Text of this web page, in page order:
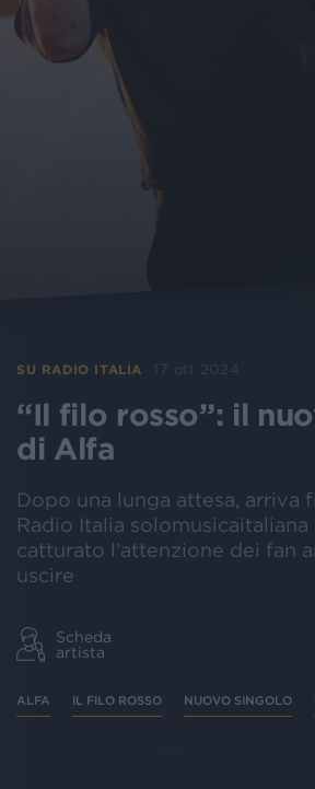
SU RADIO ITALIA 17 ott 2024
“Il filo rosso”: il
di Alfa
Dopo una lunga attesa, arriva
Radio Italia solomusicaitaliana
catturato l’attenzione dei fan
uscire
Scheda
artista
ALFA IL FILO ROSSO NUOVO SINGOLO